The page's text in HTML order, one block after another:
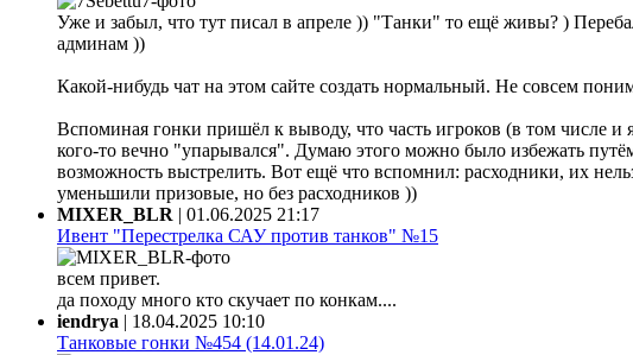
Уже и забыл, что тут писал в апреле )) "Танки" то ещё живы? )
админам ))
Какой-нибудь чат на этом сайте создать нормальный. Не совсем
Вспоминая гонки пришёл к выводу, что часть игроков (в том числе
кого-то вечно "упарывался". Думаю этого можно было избежать
возможность выстрелить. Вот ещё что вспомнил: расходники, их
уменьшили призовые, но без расходников ))
MIXER_BLR | 01.06.2025 21:17
Ивент "Перестрелка САУ против танков" №15
всем привет.
да походу много кто скучает по конкам....
iendrya | 18.04.2025 10:10
Танковые гонки №454 (14.01.24)